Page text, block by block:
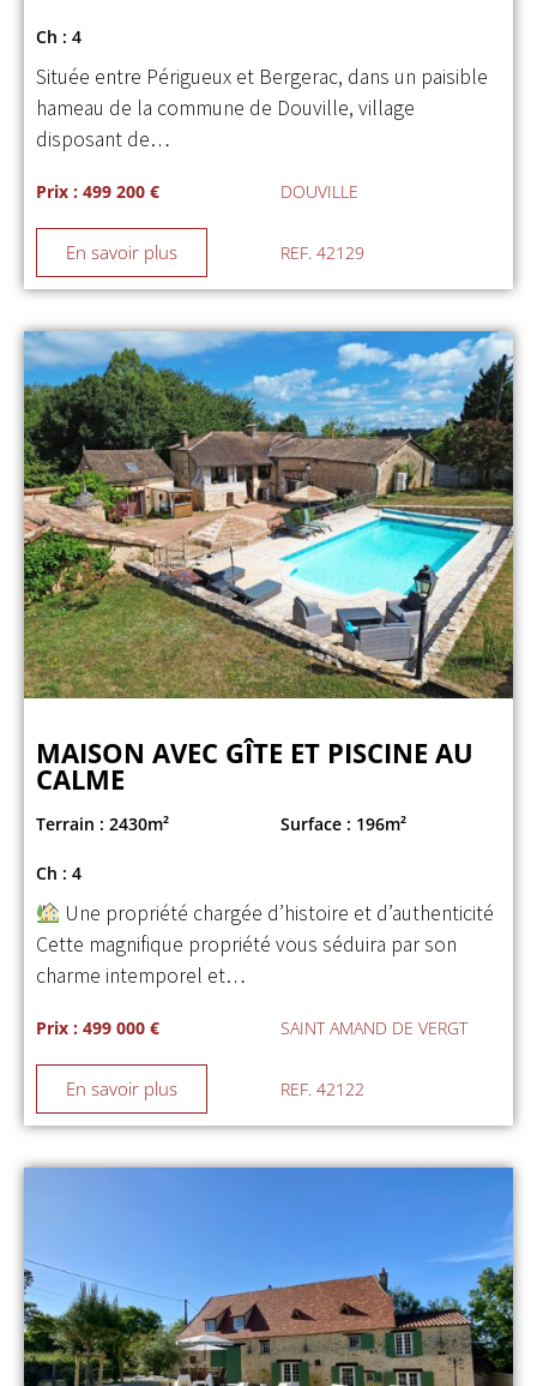
Ch : 4
Située entre Périgueux et Bergerac, dans un paisible
hameau de la commune de Douville, village
disposant de…
Prix : 499 200 € DOUVILLE
En savoir plus REF. 42129
MAISON AVEC GÎTE ET PISCINE AU
CALME
Terrain : 2430m² Surface : 196m²
Ch : 4
Une propriété chargée d’histoire et d’authenticité
Cette magnifique propriété vous séduira par son
charme intemporel et…
Prix : 499 000 € SAINT AMAND DE VERGT
En savoir plus REF. 42122